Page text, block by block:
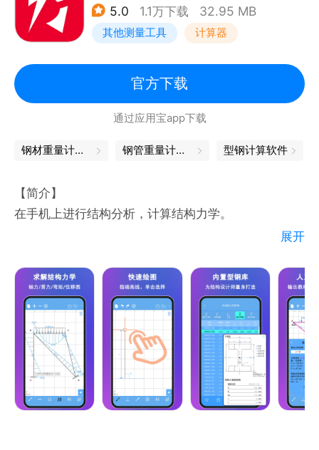
人简历、音乐相册、H5、办公文档、GIF动图、美照
拼图、邀请函、节日促销、宣传营销、广告推广、贺卡
各场景。
【云储存，随时保存更放心】
您的设计实时保存，随时随地登陆账号创作
服务热线：400-888-0320（工作日9:00-12:30、
14:00-18:30）
5.0 1.1万下载 32.95 MB
其他测量工具 计算器
官方下载
通过应用宝app下载
钢材重量计算器 钢管重量计算器 型钢计算软件
【简介】
在手机上进行结构分析，计算结构力学。
验，让结构输入变得方便。
功能强大，不仅可以出内力图，还支持动力学、影响
线、几何构造……
独特的智能模块，利用人工智能学算法支持输出结构力
学教材上手算方法（位移法、力法…）的解题步骤。
展开